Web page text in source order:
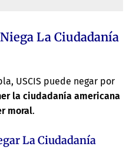
La Ciudadanía
USCIS puede negar por
la ciudadanía americana
moral.
La Ciudadanía